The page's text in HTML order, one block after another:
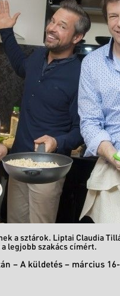
a sztárok. Liptai Claudia
legjobb szakács címért.
– A küldetés – március